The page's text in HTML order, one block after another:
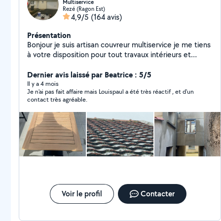
Multiservice
Rezé (Ragon Est)
4,9/5 (164 avis)
Présentation
Bonjour je suis artisan couvreur multiservice je me tiens
à votre disposition pour tout travaux intérieurs et
produits de qualité nettoyage anti mousse fongicide
curatif hydrofuge de toiture peinture façade muret
dallage etc ..entretien de votre habitat et espace vert
en tout genre
Dernier avis laissé par Beatrice : 5/5
Il y a 4 mois
Je n'ai pas fait affaire mais Louispaul a été très réactif , et d'un
contact très agréable.
Voir le profil Contacter